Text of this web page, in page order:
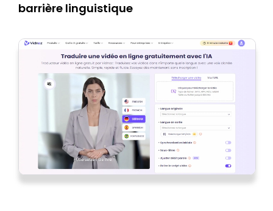
barrière linguistique